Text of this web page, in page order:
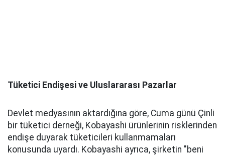
Tüketici Endişesi ve Uluslararası Pazarlar
Devlet medyasının aktardığına göre, Cuma günü Çinli
bir tüketici derneği, Kobayashi ürünlerinin risklerinden
endişe duyarak tüketicileri kullanmamaları
konusunda uyardı. Kobayashi ayrıca, şirketin "beni